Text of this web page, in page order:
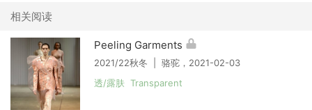
相关阅读
Peeling Garments
2021/22秋冬 | 骆驼，2021-02-03
透/露肤 Transparent